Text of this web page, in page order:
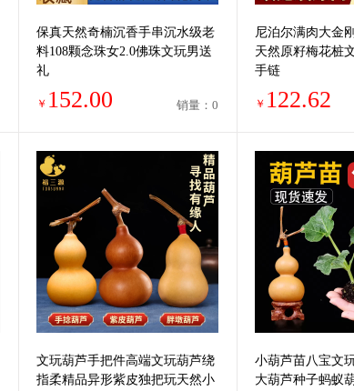
保真天然奇楠沉香手串沉水级老
料108颗念珠女2.0佛珠文玩男送
礼
￥ 152.00 销量：0
尼泊尔满肉大金
天然原籽梅花桩
手链
￥ 122.62
文玩葫芦手把件高端文玩葫芦绕
指柔精品异形紫皮独把玩天然小
小葫芦苗八宝文
大葫芦种子蚂蚁